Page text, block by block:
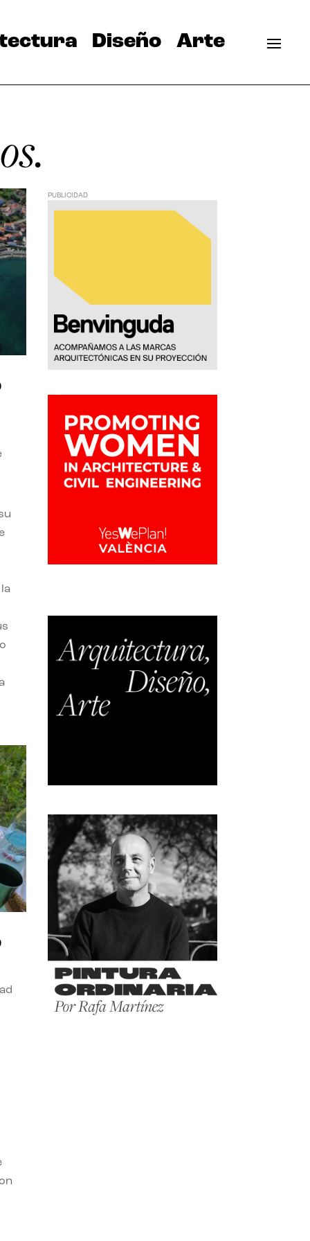
Diseño Arte
PUBLICIDAD